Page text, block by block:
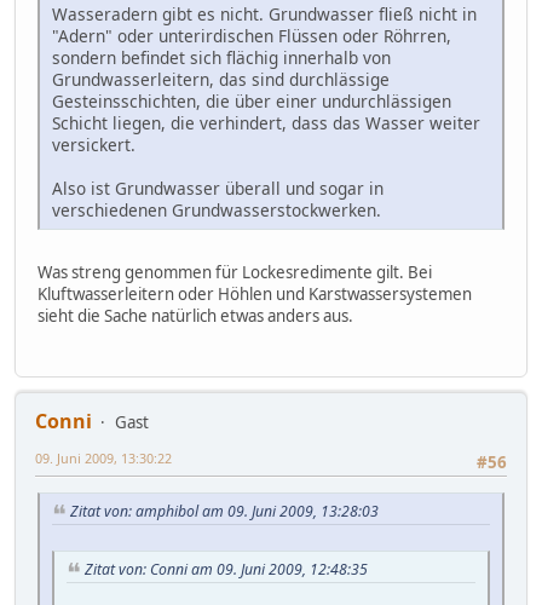
Wasseradern gibt es nicht. Grundwasser fließ nicht in
"Adern" oder unterirdischen Flüssen oder Röhrren,
sondern befindet sich flächig innerhalb von
Grundwasserleitern, das sind durchlässige
Gesteinsschichten, die über einer undurchlässigen
Schicht liegen, die verhindert, dass das Wasser weiter
versickert.
Also ist Grundwasser überall und sogar in
verschiedenen Grundwasserstockwerken.
Was streng genommen für Lockesredimente gilt. Bei
Kluftwasserleitern oder Höhlen und Karstwassersystemen
sieht die Sache natürlich etwas anders aus.
Conni
Gast
#56
09. Juni 2009, 13:30:22
Zitat von: amphibol am 09. Juni 2009, 13:28:03
Zitat von: Conni am 09. Juni 2009, 12:48:35